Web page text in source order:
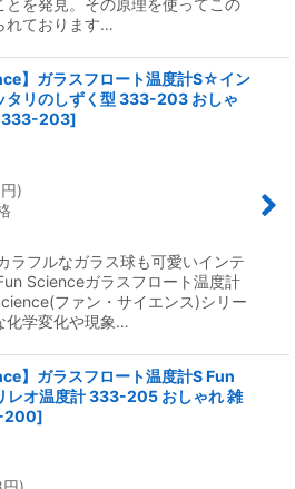
とを発見。その原理を使ってこの
れております…
】ガラスフロート温度計S☆イン
タリのしずく型 333-203 おしゃ
203]
円)
ラフルなガラス球も可愛いインテ
Scienceガラスフロート温度計
ファン・サイエンス)シリー
化学変化や現象…
】ガラスフロート温度計S Fun
レオ温度計 333-205 おしゃれ 雑
200]